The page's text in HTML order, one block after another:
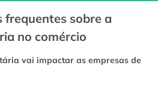
frequentes sobre a
no comércio
vai impactar as empresas de